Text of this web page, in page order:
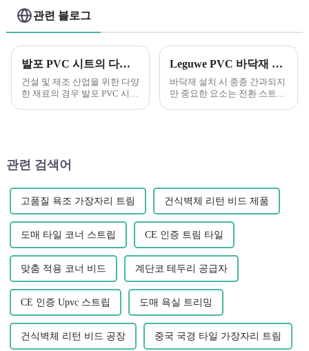
관련 블로그
발포 PVC 시트의 다양성 이해
건설 및 제조 산업을 위한 다양
한 재료의 경우 발포 PVC 시트
Leguwe PVC 바닥재 전환 스트립 프로파일의 중요성 이해
바닥재 설치 시 종종 간과되지
만 중요한 요소는 전환 스트립
관련 검색어
고품질 욕조 가장자리 트림 건식벽체 리턴 비드 제품
도매 타일 코너 스트립 CE 인증 트림 타일
맞춤 적용 코너 비드 계단코 테두리 공급자
CE 인증 Upvc 스트립 도매 욕실 트리밍
건식벽체 리턴 비드 공장 중국 국경 타일 가장자리 트림